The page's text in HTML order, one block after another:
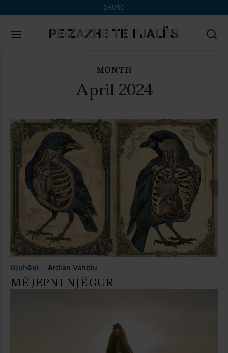
DHURO
MONTH
April 2024
Gjuhësi Ardian Vehbiu
MË JEPNI NJË GUR